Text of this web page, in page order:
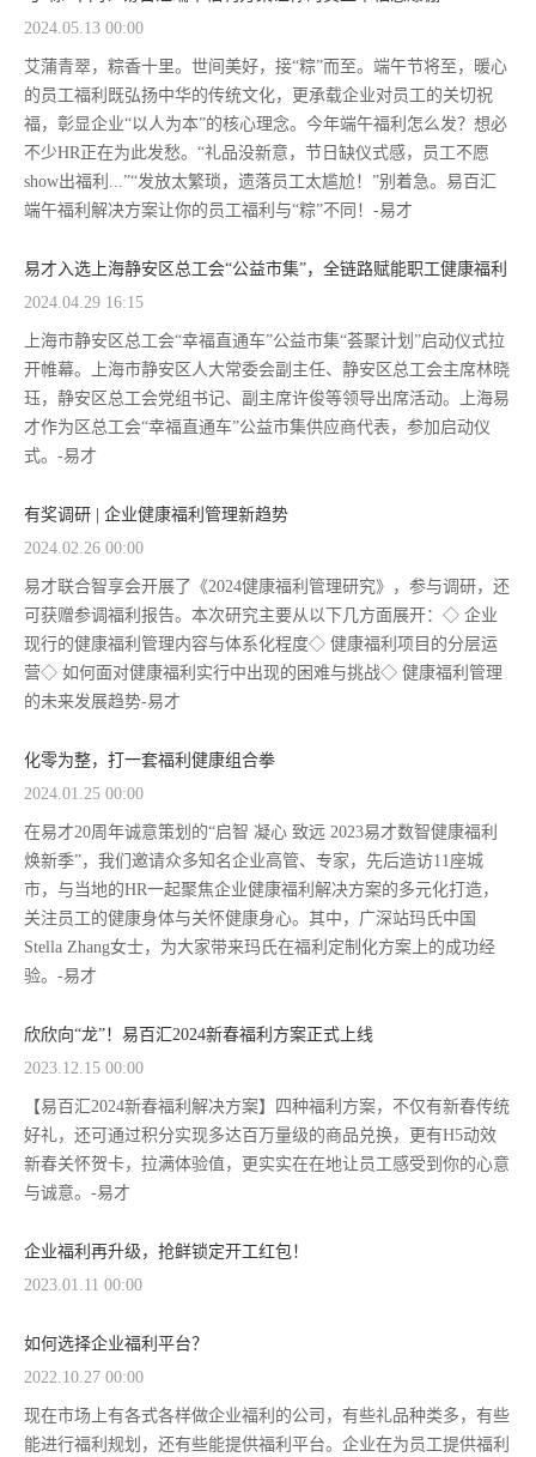
2024.05.13 00:00
艾蒲青翠，粽香十里。世间美好，接“粽”而至。端午节将至，暖心
的员工福利既弘扬中华的传统文化，更承载企业对员工的关切祝
福，彰显企业“以人为本”的核心理念。今年端午福利怎么发？想必
不少HR正在为此发愁。“礼品没新意，节日缺仪式感，员工不愿
show出福利...”“发放太繁琐，遗落员工太尴尬！”别着急。易百汇
端午福利解决方案让你的员工福利与“粽”不同！-易才
易才入选上海静安区总工会“公益市集”，全链路赋能职工健康福利
2024.04.29 16:15
上海市静安区总工会“幸福直通车”公益市集“荟聚计划”启动仪式拉
开帷幕。上海市静安区人大常委会副主任、静安区总工会主席林晓
珏，静安区总工会党组书记、副主席许俊等领导出席活动。上海易
才作为区总工会“幸福直通车”公益市集供应商代表，参加启动仪
式。-易才
有奖调研 | 企业健康福利管理新趋势
2024.02.26 00:00
易才联合智享会开展了《2024健康福利管理研究》，参与调研，还
可获赠参调福利报告。本次研究主要从以下几方面展开：◇ 企业
现行的健康福利管理内容与体系化程度◇ 健康福利项目的分层运
营◇ 如何面对健康福利实行中出现的困难与挑战◇ 健康福利管理
的未来发展趋势-易才
化零为整，打一套福利健康组合拳
2024.01.25 00:00
在易才20周年诚意策划的“启智 凝心 致远 2023易才数智健康福利
焕新季”，我们邀请众多知名企业高管、专家，先后造访11座城
市，与当地的HR一起聚焦企业健康福利解决方案的多元化打造，
关注员工的健康身体与关怀健康身心。其中，广深站玛氏中国
Stella Zhang女士，为大家带来玛氏在福利定制化方案上的成功经
验。-易才
欣欣向“龙”！易百汇2024新春福利方案正式上线
2023.12.15 00:00
【易百汇2024新春福利解决方案】四种福利方案，不仅有新春传统
好礼，还可通过积分实现多达百万量级的商品兑换，更有H5动效
新春关怀贺卡，拉满体验值，更实实在在地让员工感受到你的心意
与诚意。-易才
企业福利再升级，抢鲜锁定开工红包！
2023.01.11 00:00
如何选择企业福利平台？
2022.10.27 00:00
现在市场上有各式各样做企业福利的公司，有些礼品种类多，有些
能进行福利规划，还有些能提供福利平台。企业在为员工提供福利